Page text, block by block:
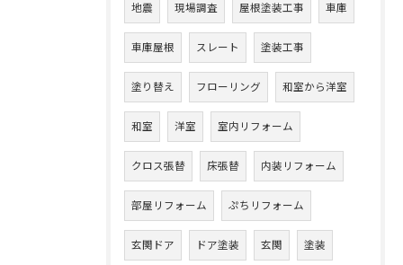
地震 現場調査 屋根塗装工事 車庫
車庫屋根 スレート 塗装工事
塗り替え フローリング 和室から洋室
和室 洋室 室内リフォーム
クロス張替 床張替 内装リフォーム
部屋リフォーム ぷちリフォーム
玄関ドア ドア塗装 玄関 塗装